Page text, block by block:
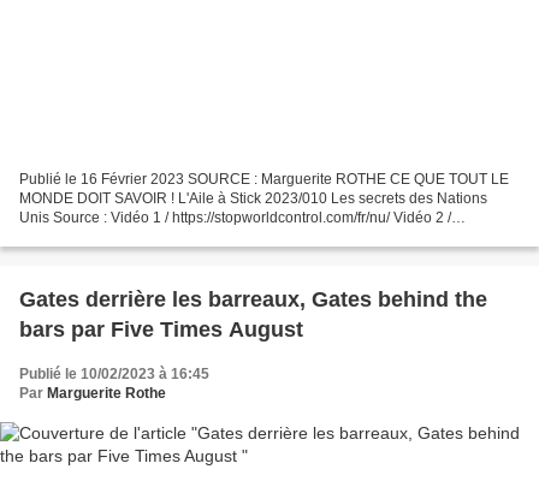
Publié le 16 Février 2023 SOURCE : Marguerite ROTHE CE QUE TOUT LE
MONDE DOIT SAVOIR ! L'Aile à Stick 2023/010 Les secrets des Nations
Unis Source : Vidéo 1 / https://stopworldcontrol.com/fr/nu/ Vidéo 2 /
Gates derrière les barreaux, Gates behind the
bars par Five Times August
Publié le 10/02/2023 à 16:45
Par Marguerite Rothe